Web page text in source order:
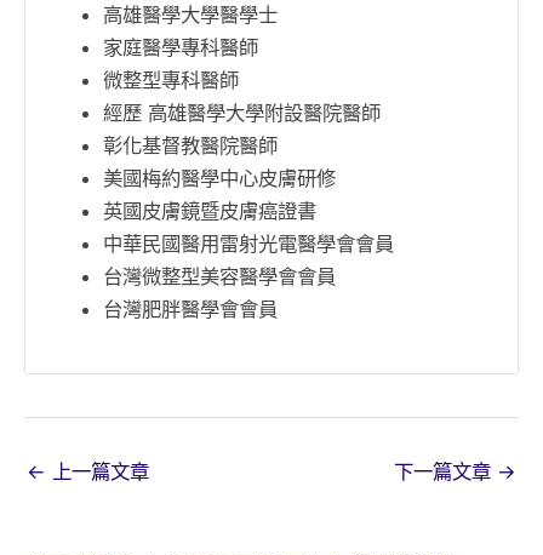
高雄醫學大學醫學士
家庭醫學專科醫師
微整型專科醫師
經歷 高雄醫學大學附設醫院醫師
彰化基督教醫院醫師
美國梅約醫學中心皮膚研修
英國皮膚鏡暨皮膚癌證書
中華民國醫用雷射光電醫學會會員
台灣微整型美容醫學會會員
台灣肥胖醫學會會員
← 上一篇文章 下一篇文章 →